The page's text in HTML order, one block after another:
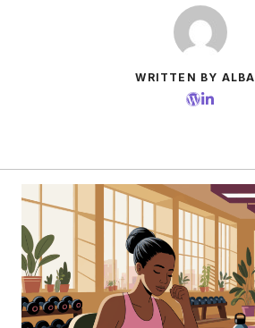
WRITTEN BY